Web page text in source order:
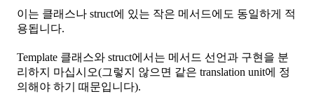
이는 클래스나 struct에 있는 작은 메서드에도 동일하게 적
용됩니다.
Template 클래스와 struct에서는 메서드 선언과 구현을 분
리하지 마십시오(그렇지 않으면 같은 translation unit에 정
의해야 하기 때문입니다).